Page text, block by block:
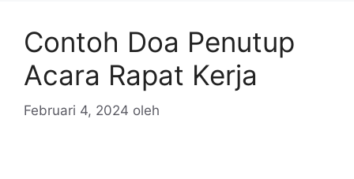
Contoh Doa Penutup
Acara Rapat Kerja
Februari 4, 2024 oleh